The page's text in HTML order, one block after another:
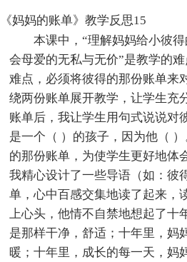
《妈妈的账单》教学反思15
本课中，“理解妈妈给小彼
会母爱的无私与无价”是教学的
难点，必须将彼得的那份账单来
绕两份账单展开教学，让学生充
账单后，我让学生用句式说说对
是一个（ ）的孩子，因为他（
的那份账单，为使学生更好地体
我精心设计了一些导语（如：彼
单，心中百感交集地读了起来，
上心头，他情不自禁地想起了十
是那样干净，舒适；十年里，妈
暖；十年里，成长的每一天，妈